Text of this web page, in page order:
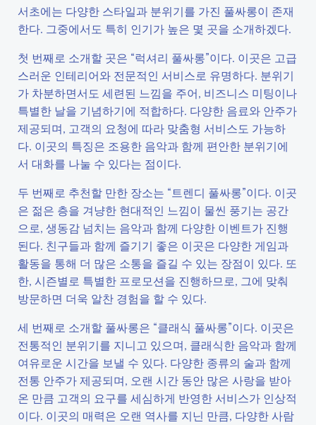
서초에는 다양한 스타일과 분위기를 가진 풀싸롱이 존재
한다. 그중에서도 특히 인기가 높은 몇 곳을 소개하겠다.
첫 번째로 소개할 곳은 “럭셔리 풀싸롱”이다. 이곳은 고급
스러운 인테리어와 전문적인 서비스로 유명하다. 분위기
가 차분하면서도 세련된 느낌을 주어, 비즈니스 미팅이나
특별한 날을 기념하기에 적합하다. 다양한 음료와 안주가
제공되며, 고객의 요청에 따라 맞춤형 서비스도 가능하
다. 이곳의 특징은 조용한 음악과 함께 편안한 분위기에
서 대화를 나눌 수 있다는 점이다.
두 번째로 추천할 만한 장소는 “트렌디 풀싸롱”이다. 이곳
은 젊은 층을 겨냥한 현대적인 느낌이 물씬 풍기는 공간
으로, 생동감 넘치는 음악과 함께 다양한 이벤트가 진행
된다. 친구들과 함께 즐기기 좋은 이곳은 다양한 게임과
활동을 통해 더 많은 소통을 즐길 수 있는 장점이 있다. 또
한, 시즌별로 특별한 프로모션을 진행하므로, 그에 맞춰
방문하면 더욱 알찬 경험을 할 수 있다.
세 번째로 소개할 풀싸롱은 “클래식 풀싸롱”이다. 이곳은
전통적인 분위기를 지니고 있으며, 클래식한 음악과 함께
여유로운 시간을 보낼 수 있다. 다양한 종류의 술과 함께
전통 안주가 제공되며, 오랜 시간 동안 많은 사랑을 받아
온 만큼 고객의 요구를 세심하게 반영한 서비스가 인상적
이다. 이곳의 매력은 오랜 역사를 지닌 만큼, 다양한 사람